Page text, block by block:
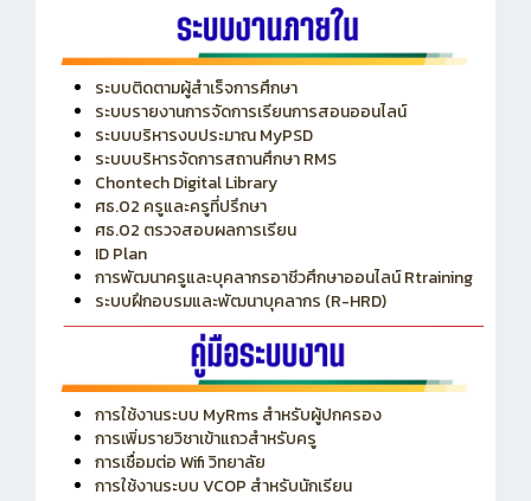
ระบบติดตามผู้สำเร็จการศึกษา
ระบบรายงานการจัดการเรียนการสอนออนไลน์
ระบบบริหารงบประมาณ MyPSD
ระบบบริหารจัดการสถานศึกษา RMS
Chontech Digital Library
ศธ.02 ครูและครูที่ปรึกษา
ศธ.02 ตรวจสอบผลการเรียน
ID Plan
การพัฒนาครูและบุคลากรอาชีวศึกษาออนไลน์ Rtraining
ระบบฝึกอบรมและพัฒนาบุคลากร (R-HRD)
การใช้งานระบบ MyRms สำหรับผู้ปกครอง
การเพิ่มรายวิชาเข้าแถวสำหรับครู
การเชื่อมต่อ Wifi วิทยาลัย
การใช้งานระบบ VCOP สำหรับนักเรียน